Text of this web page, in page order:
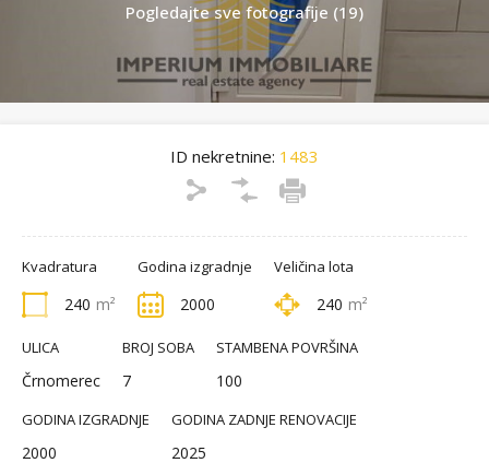
Pogledajte sve fotografije (19)
ID nekretnine: 1483
Kvadratura
240 m²
Godina izgradnje
2000
Veličina lota
240 m²
ULICA
Črnomerec
BROJ SOBA
7
STAMBENA POVRŠINA
100
GODINA IZGRADNJE
2000
GODINA ZADNJE RENOVACIJE
2025